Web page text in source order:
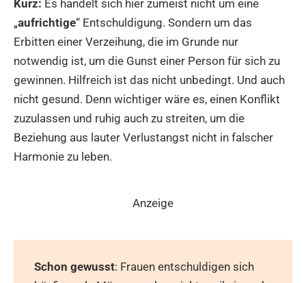
Kurz: Es handelt sich hier zumeist nicht um eine
„aufrichtige“ Entschuldigung. Sondern um das
Erbitten einer Verzeihung, die im Grunde nur
notwendig ist, um die Gunst einer Person für sich zu
gewinnen. Hilfreich ist das nicht unbedingt. Und auch
nicht gesund. Denn wichtiger wäre es, einen Konflikt
zuzulassen und ruhig auch zu streiten, um die
Beziehung aus lauter Verlustangst nicht in falscher
Harmonie zu leben.
Anzeige
Schon gewusst: Frauen entschuldigen sich